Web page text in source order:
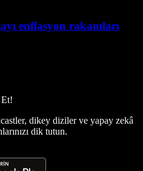
enflasyon rakamları
dikey diziler ve yapay zekâ
dik tutun.